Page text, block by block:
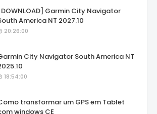
Garmin City Navigator
America NT 2027.10
20:26:00
City Navigator South America NT
18:54:00
transformar um GPS em Tablet
windows CE